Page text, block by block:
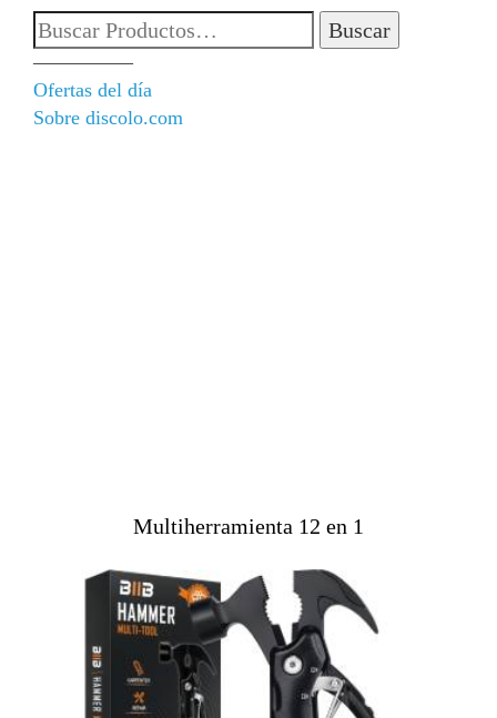
Buscar
por:
—————
Ofertas del día
Sobre discolo.com
Multiherramienta 12 en 1